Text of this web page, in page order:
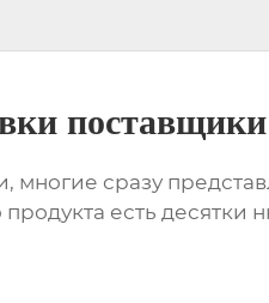
поставщики
, многие сразу
есть